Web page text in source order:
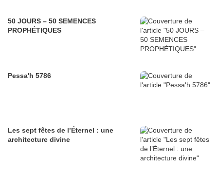
50 JOURS – 50 SEMENCES
PROPHÉTIQUES
Pessa'h 5786
Les sept fêtes de l’Éternel : une
architecture divine